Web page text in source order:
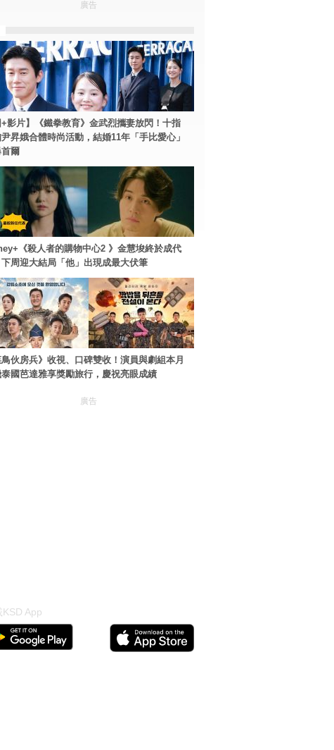
廣告
+影片】《鐵拳教育》金武烈攜妻放閃！十指
昇娥合體時尚活動，結婚11年「手比愛心」
爾
《殺人者的購物中心2 》金慧埈終於成代
周迎大結局「他」出現成最大伏筆
鳥伙房兵》收視、口碑雙收！演員與劇組本月
泰國芭達雅享獎勵旅行，慶祝亮眼成績
廣告
KSD App